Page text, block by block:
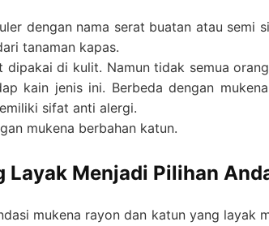
dengan nama serat buatan atau semi
tanaman kapas.
di kulit. Namun tidak semua
kain jenis ini. Berbeda dengan
sifat anti alergi.
mukena berbahan katun.
Layak Menjadi Pilihan
mukena rayon dan katun yang layak